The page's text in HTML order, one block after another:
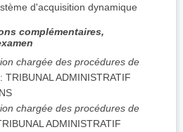
d'acquisition dynamique
complémentaires,
chargée des procédures de
: TRIBUNAL ADMINISTRATIF
chargée des procédures de
ADMINISTRATIF